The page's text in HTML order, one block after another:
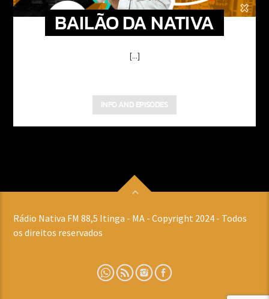
BAILÃO DA NATIVA
[...]
INFO AND EPISODES
Rádio Nativa FM 88,5 Itinga - MA - Copyright 2024 - Todos
os direitos reservados